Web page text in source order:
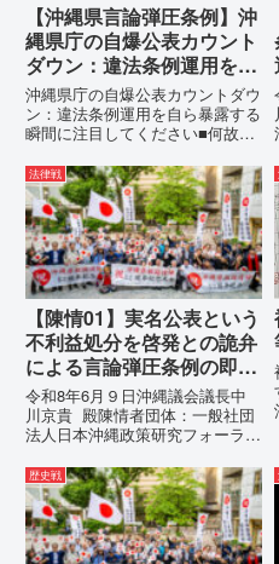
【沖縄県言論弾圧条例】沖
縄県庁の自爆公表カウント
ダウン：違法条例運用を自
ら暴露する瞬間に注目して
ください
沖縄県庁の自爆公表カウントダウ
ン：違法条例運用を自ら暴露する
瞬間に注目してください■何故、
テルを貼りたい本当の理由「なぜ
沖縄県庁は、法を無視してまで私
を封じ込めようとするのか。」そ
の理由は明確です。県政が統治
の...
法律戦
【陳情01】実名公表という
不利益処分を啓発との詭弁
による言論弾圧条例の即時
運用停止を求める陳情
令和8年6月９日沖縄議会議長中
川京貴 殿陳情者団体：一般社団
法人日本沖縄政策研究フォーラム
所：沖縄県那覇市電 話：
080- 実名公表という不利益処分
を啓発との詭弁による言論弾圧条
例の即時運用停止を求める陳情
1...
歴史戦